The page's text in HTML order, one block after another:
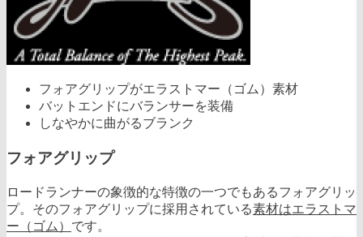
フォアグリップがエラストマー（ゴム）素材
バットエンドにバランサーを装備
しなやかに曲がるブランク
フォアグリップ
ロードランナーの象徴的な特徴の一つでもあるフォアグリッ
プ。そのフォアグリップに採用されている素材はエラストマ
ー（ゴム） です。